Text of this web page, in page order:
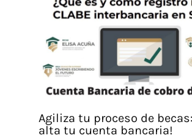
Agiliza tu proceso de
alta tu cuenta bancaria!